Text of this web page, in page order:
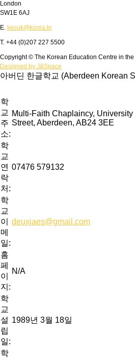
London
SW1E 6AJ
E. kecuk@korea.kr
T. +44 (0)207 227 5500
Copyright © The Korean Education Centre in the
Designed by J&Space
아버딘 한글학교 (Aberdeen Korean
학
교
주
소:
Multi-Faith Chaplaincy,
Street, Aberdeen, AB24 3EE
학
교
연
락
처:
07476 579132
학
교
이
메
일:
deuxjaes@gmail.com
홈
페
이
지:
N/A
학
교
설
립
일:
1989년 3월 18일
학